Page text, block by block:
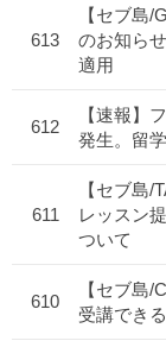
613
【セブ島
のお知ら
適用
612
【速報】
発生。留
611
【セブ島/
レッスン
ついて
610
【セブ島
受講でき